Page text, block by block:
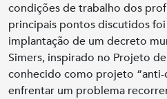
condições de trabalho dos
principais pontos discutidos
implantação de um decreto
Simers, inspirado no Projeto
conhecido como projeto “anti-
enfrentar um problema